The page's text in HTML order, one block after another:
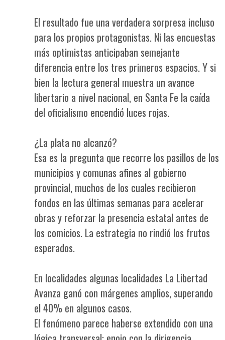
El resultado fue una verdadera sorpresa incluso
para los propios protagonistas. Ni las encuestas
más optimistas anticipaban semejante
diferencia entre los tres primeros espacios. Y si
bien la lectura general muestra un avance
libertario a nivel nacional, en Santa Fe la caída
del oficialismo encendió luces rojas.
¿La plata no alcanzó?
Esa es la pregunta que recorre los pasillos de los
municipios y comunas afines al gobierno
provincial, muchos de los cuales recibieron
fondos en las últimas semanas para acelerar
obras y reforzar la presencia estatal antes de
los comicios. La estrategia no rindió los frutos
esperados.
En localidades algunas localidades La Libertad
Avanza ganó con márgenes amplios, superando
el 40% en algunos casos.
El fenómeno parece haberse extendido con una